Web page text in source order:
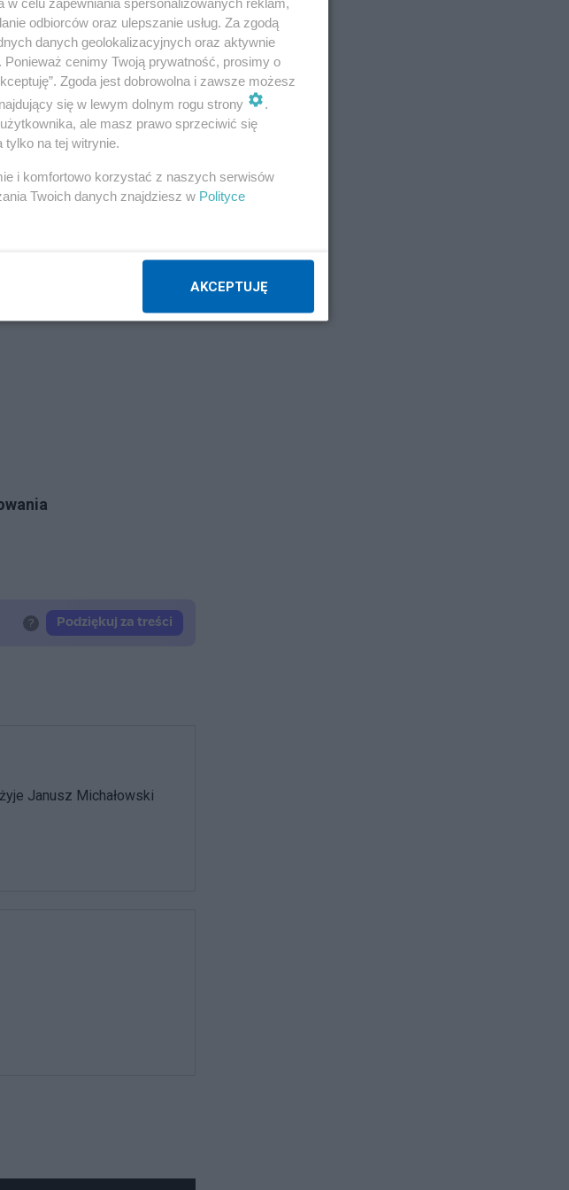
i 1973 roku -
XIX wieku. "Chłopi"
duetu – nagrane
mln widzów, co oznacza
Janusz Michałowski
odbiorców oraz ulepszanie usług. Za zgodą
danych geolokalizacyjnych oraz aktywnie
cenimy Twoją prywatność, prosimy o
Zgoda jest dobrowolna i zawsze możesz
się w lewym dolnym rogu strony
.
ale masz prawo sprzeciwić się
tylko na tej witrynie.
i komfortowo korzystać z naszych serwisów
Twoich danych znajdziesz w Polityce
AKCEPTUJĘ